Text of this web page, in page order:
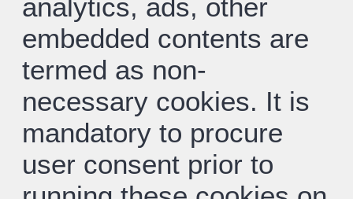
analytics, ads, other
embedded contents are
termed as non-
necessary cookies. It is
mandatory to procure
user consent prior to